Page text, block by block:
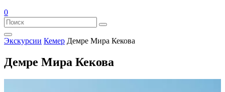
0
Экскурсии Кемер Демре Мира Кекова
Демре Мира Кекова